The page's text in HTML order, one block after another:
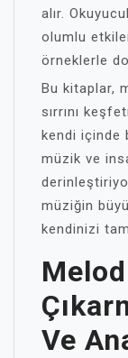
alır.
olumlu
örneklerle
Bu kitaplar,
sırrını
kendi içinde
müzik ve
müziğin
kendinizi
Ve